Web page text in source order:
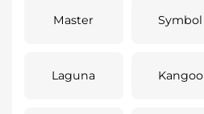
Master Symbol
Laguna Kangoo